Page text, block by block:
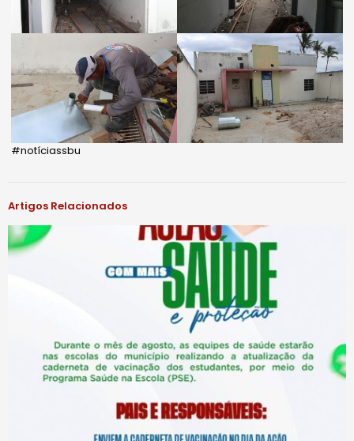
#notíciassbu
Artigos Relacionados